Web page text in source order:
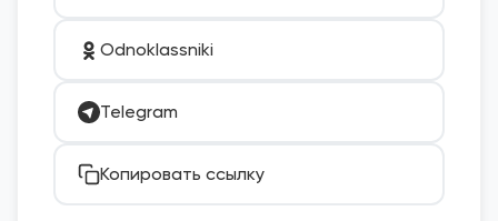
Odnoklassniki
Telegram
Копировать ссылку